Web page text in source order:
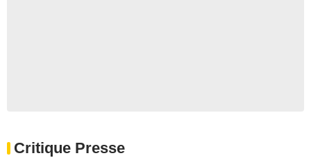
Critique Presse